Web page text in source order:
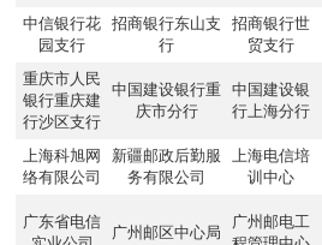
中信银行花
园支行
招商银行东山支
行
招商银行世
贸支行
重庆市人民
银行重庆建
行沙区支行
中国建设银行重
庆市分行
中国建设银
行上海分行
上海科旭网
络有限公司
新疆邮政后勤服
务有限公司
上海电信培
训中心
广东省电信
广州邮区中心局
广州邮电工